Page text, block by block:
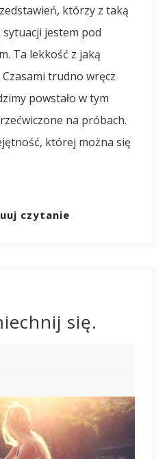
którzy z taką
sytuacji jestem pod
Ta lekkość z jaką
trudno wręcz
powstało w tym
na próbach.
której można się
czytanie
się.